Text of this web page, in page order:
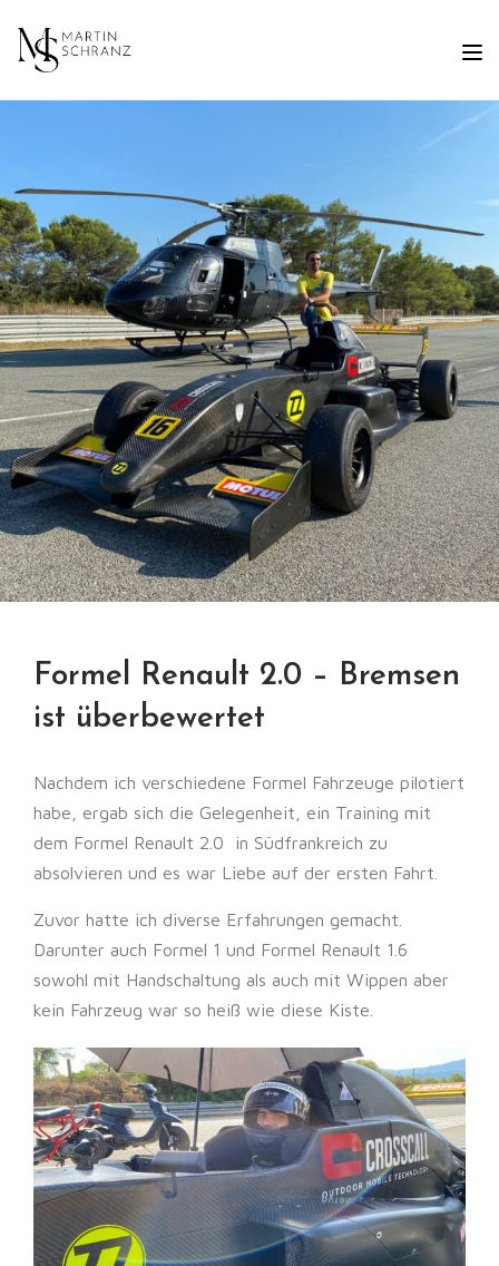
Formel Renault 2.0 – Bremsen
ist überbewertet
Nachdem ich verschiedene Formel Fahrzeuge pilotiert
habe, ergab sich die Gelegenheit, ein Training mit
dem Formel Renault 2.0 in Südfrankreich zu
absolvieren und es war Liebe auf der ersten Fahrt.
Zuvor hatte ich diverse Erfahrungen gemacht.
Darunter auch Formel 1 und Formel Renault 1.6
sowohl mit Handschaltung als auch mit Wippen aber
kein Fahrzeug war so heiß wie diese Kiste.